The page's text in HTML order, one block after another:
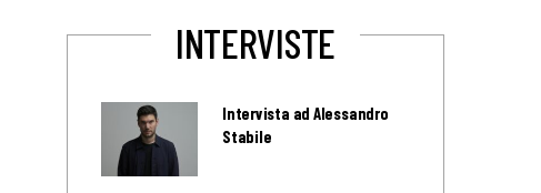
INTERVISTE
Intervista ad Alessandro
Stabile